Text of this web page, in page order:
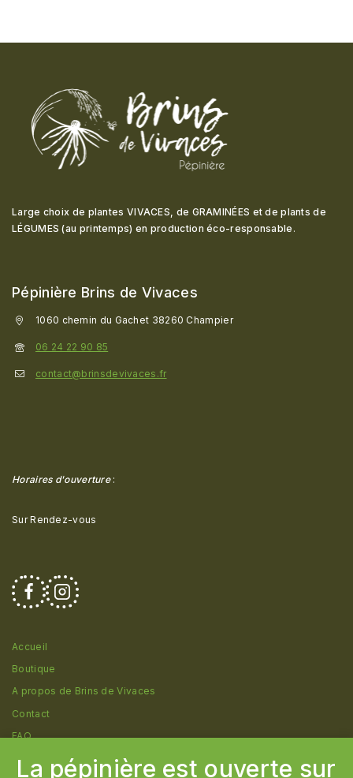
La pépinière est ouverte sur
Large choix de plantes VIVACES, de GRAMINÉES et de plants de
LÉGUMES (au printemps) en production éco-responsable .
Pépinière Brins de Vivaces
1060 chemin du Gachet 38260 Champier
06 24 22 90 85
contact@brinsdevivaces.fr
Horaires d'ouverture:
Sur Rendez-vous
Accueil
Boutique
A propos de Brins de Vivaces
Contact
FAQ